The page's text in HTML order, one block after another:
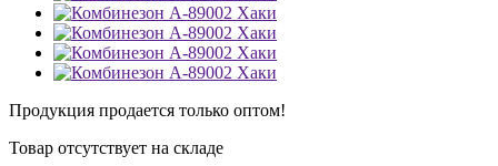
Продукция продается только оптом!
Товар отсутствует на складе